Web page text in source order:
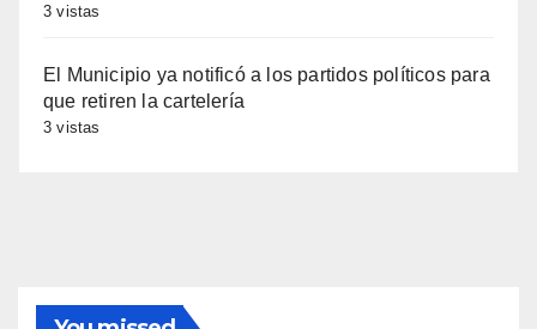
3 vistas
El Municipio ya notificó a los partidos políticos para
que retiren la cartelería
3 vistas